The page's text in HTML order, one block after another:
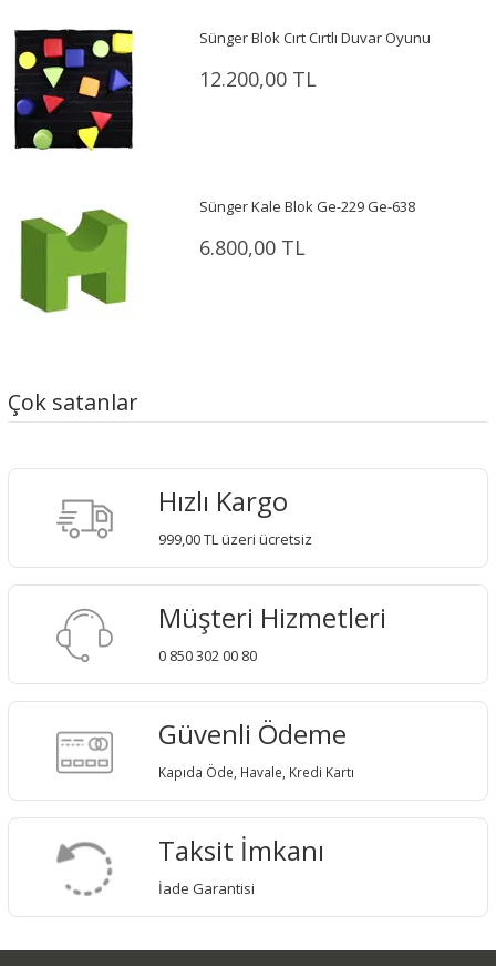
Sünger Blok Cırt Cırtlı Duvar Oyunu
12.200,00 TL
Sünger Kale Blok Ge-229 Ge-638
6.800,00 TL
Çok satanlar
Hızlı Kargo
999,00 TL üzeri ücretsiz
Müşteri Hizmetleri
0 850 302 00 80
Güvenli Ödeme
Kapıda Öde, Havale, Kredi Kartı
Taksit İmkanı
İade Garantisi